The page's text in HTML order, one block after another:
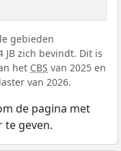
gebieden
zich bevindt. Dit is
het CBS van 2025 en
van 2026.
de pagina met
te geven.